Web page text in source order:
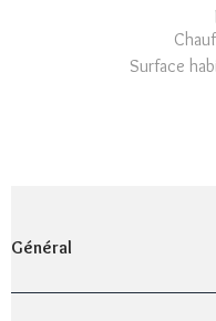
Surface
Général